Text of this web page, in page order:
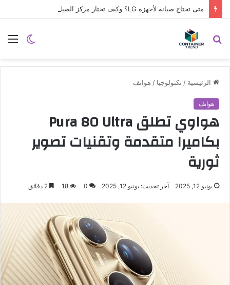
نموذج التواصل
إرسال
الوضع
بحث
الرئيسية / تكنولوجيا / هواتف
هواتف
هواوي تطلق Pura 80 Ultra
بكاميرا متقدمة وتقنيات تصوير
ثورية
يونيو 12, 2025 آخر تحديث: يونيو 12, 2025 0
18